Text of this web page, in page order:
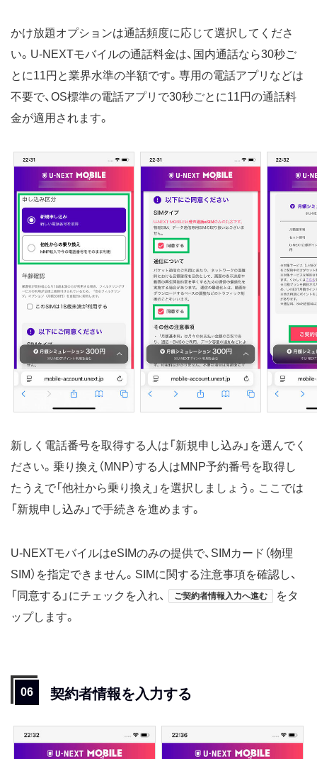
かけ放題オプションは通話頻度に応じて選択してくださ
い。U-NEXTモバイルの通話料金は、国内通話なら30秒ご
とに11円と業界水準の半額です。専用の電話アプリなどは
不要で、OS標準の電話アプリで30秒ごとに11円の通話料
金が適用されます。
新しく電話番号を取得する人は「新規申し込み」を選んでく
ださい。乗り換え（MNP）する人はMNP予約番号を取得し
たうえで「他社から乗り換え」を選択しましょう。ここでは
「新規申し込み」で手続きを進めます。
U-NEXTモバイルはeSIMのみの提供で、SIMカード（物理
SIM）を指定できません。SIMに関する注意事項を確認し、
「同意する」にチェックを入れ、
ご契約者情報入力へ進む
をタ
ップします。
契約者情報を入力する